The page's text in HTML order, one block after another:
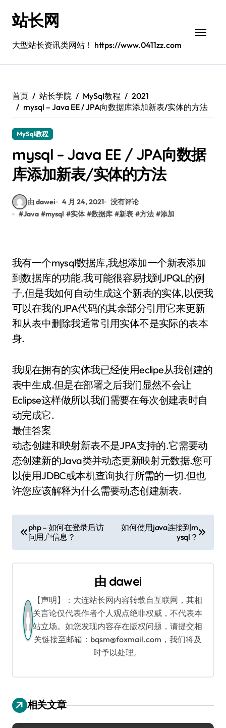
站长网
大型站长资讯类网站！ https://www.0411zz.com
首页 站长学院 MySql教程
2021
mysql – Java EE / JPA向数据库添加新表/实体的方法
MySql教程
mysql – Java EE / JPA向数据
库添加新表/实体的方法
由 dawei 4 月 24, 2021
没有评论
#Java #mysql #实体 #数据库 #新表 #方法 #添加
我有一个mysql数据库,我想添加一个新表添加
到数据库的功能.我可能很容易找到JPQL的例
子,但是我如何自动生成这个新表的实体,以便我
可以在我的JPA代码的其余部分引用它来更新
和从表中删除我通常引用实体不是实际的表本
身.
我现在拥有的实体我已经使用eclipe从我创建的
表中生成.但是在部署之后我们显然不会让
Eclipse这样做所以我们需要在每次创建表时自
动完成它.
最佳答案
动态创建和映射新表不是JPA支持的.它需要动
态创建新的Java类并动态更新映射元数据.您可
以使用JDBC或本机查询执行所需的一切.但也
许您应该解释为什么需要动态创建新表.
文
章
导
php – 如何在登录后访
问用户信息？
如何使用java连接到m
ysql？
由 dawei
【声明】：大连站长网内容转载自互联网，其相
关言论仅代表作者个人观点绝非权威，不代表本
站立场。如您发现内容存在版权问题，请提交相
关链接至邮箱：bqsm@foxmail.com，我们将及
时予以处理。
相关文章